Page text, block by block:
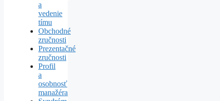
a
vedenie
tímu
Obchodné
zručnosti
Prezentačné
zručnosti
Profil
a
osobnosť
manažéra